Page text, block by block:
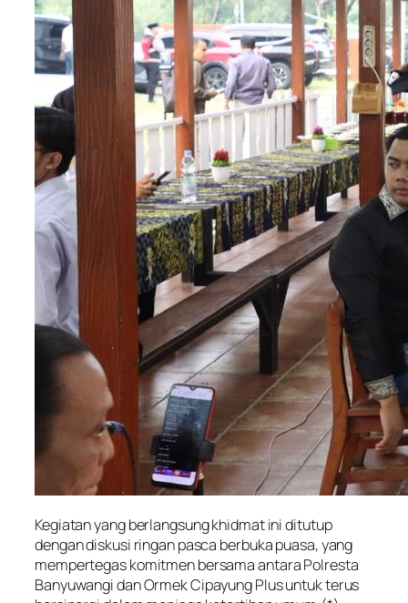
Kegiatan yang berlangsung khidmat ini ditutup
dengan diskusi ringan pasca berbuka puasa, yang
mempertegas komitmen bersama antara Polresta
Banyuwangi dan Ormek Cipayung Plus untuk terus